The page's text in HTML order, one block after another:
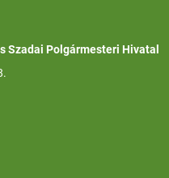
Szadai Polgármesteri Hivatal